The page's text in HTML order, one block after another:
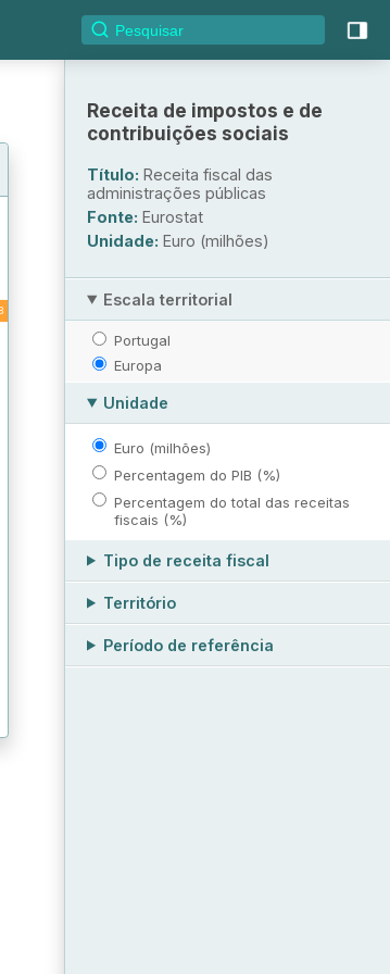
Receita de impostos e de
contribuições sociais
Título: Receita fiscal das
administrações públicas
Fonte: Eurostat
Unidade: Euro (milhões)
Escala territorial
Portugal
Europa
Unidade
Euro (milhões)
Percentagem do PIB (%)
Percentagem do total das receitas
fiscais (%)
Tipo de receita fiscal
Território
Período de referência